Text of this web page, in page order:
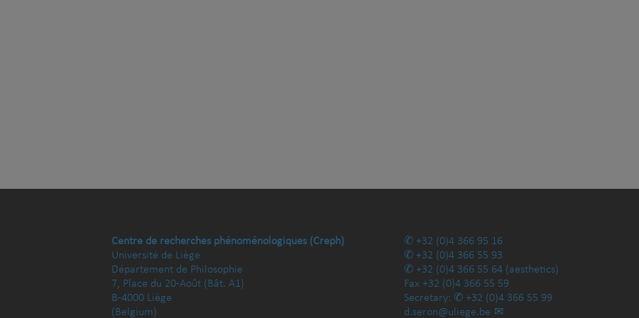
Centre de recherches phénoménologiques (Creph)
Université de Liège
Département de Philosophie
7, Place du 20-Août (Bât. A1)
B-4000 Liège
(Belgium)
+32 (0)4 366 95 16
+32 (0)4 366 55 93
+32 (0)4 366 55 64 (aesthetics)
Fax +32 (0)4 366 55 59
Secretary:
+32 (0)4 366 55 99
d.seron@uliege.be